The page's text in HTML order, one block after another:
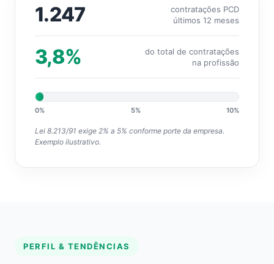
1.247
contratações PCD
últimos 12 meses
3,8%
do total de contratações
na profissão
0% 5% 10%
Lei 8.213/91 exige 2% a 5% conforme porte da empresa.
Exemplo ilustrativo.
PERFIL & TENDÊNCIAS